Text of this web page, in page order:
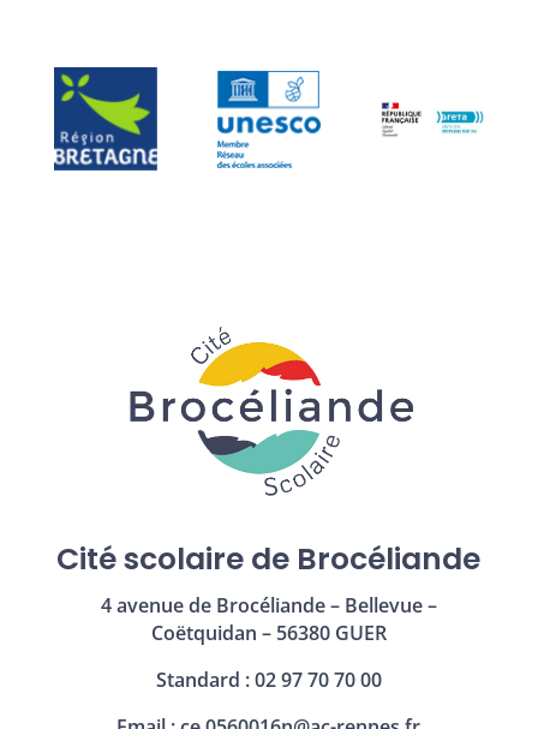
Cité scolaire de Brocéliande
4 avenue de Brocéliande – Bellevue –
Coëtquidan – 56380 GUER
Standard : 02 97 70 70 00